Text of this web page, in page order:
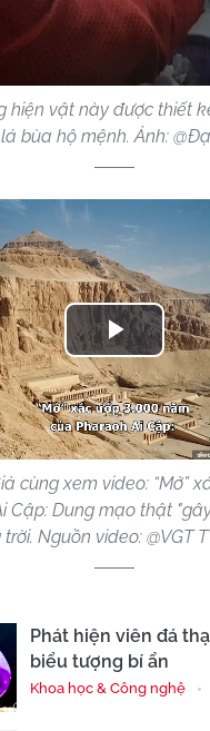
hiện vật này được thiết
bùa hộ mệnh. Ảnh:
Play
Video
cùng xem video: “Mở”
Cập: Dung mạo thật
Nguồn video: @VGT
Phát hiện viên đá
biểu tượng bí ẩn
Khoa học & Công nghệ